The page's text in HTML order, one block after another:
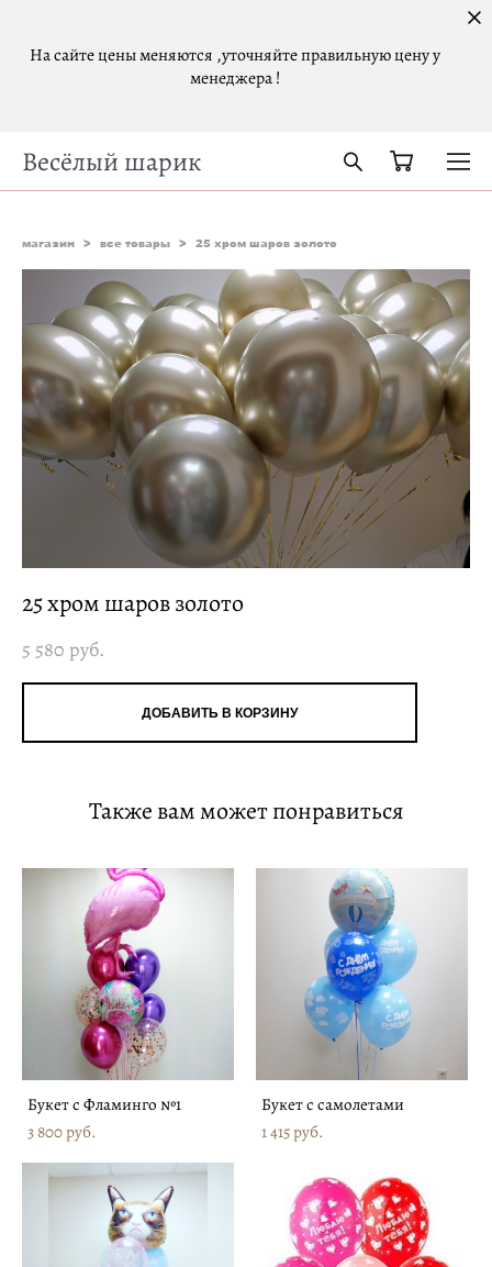
На сайте цены меняются ,уточняйте правильную цену у
менеджера !
Весёлый шарик
магазин > все товары > 25 хром шаров золото
25 хром шаров золото
5 580 pуб.
ДОБАВИТЬ В КОРЗИНУ
Также вам может понравиться
Букет с Фламинго №1
3 800 pуб.
Букет с самолетами
1 415 pуб.